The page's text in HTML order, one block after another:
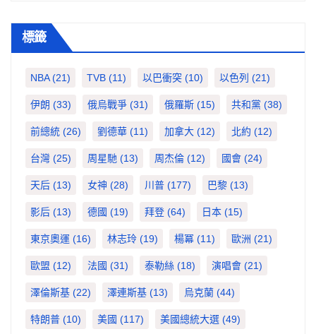
標籤
NBA(21) TVB (11) 以巴衝突 (10) 以色列 (21)
伊朗 (33) 俄烏戰爭 (31) 俄羅斯 (15) 共和黨 (38)
前總統 (26) 劉德華 (11) 加拿大 (12) 北約 (12)
台灣 (25) 周星馳 (13) 周杰倫 (12) 國會 (24)
天后 (13) 女神 (28) 川普 (177) 巴黎 (13)
影后 (13) 德國 (19) 拜登 (64) 日本 (15)
東京奧運 (16) 林志玲 (19) 楊冪 (11) 歐洲 (21)
歐盟 (12) 法國 (31) 泰勒絲 (18) 演唱會 (21)
澤倫斯基 (22) 澤連斯基 (13) 烏克蘭 (44)
特朗普 (10) 美國 (117) 美國總統大選 (49)